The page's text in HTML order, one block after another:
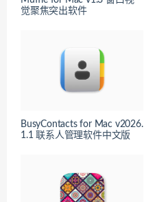
觉聚焦突出软件
BusyContacts for Mac v2026.
1.1 联系人管理软件中文版